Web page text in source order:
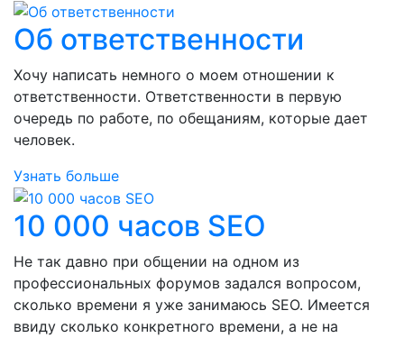
Об ответственности
Хочу написать немного о моем отношении к
ответственности. Ответственности в первую
очередь по работе, по обещаниям, которые дает
человек.
Узнать больше
10 000 часов SEO
Не так давно при общении на одном из
профессиональных форумов задался вопросом,
сколько времени я уже занимаюсь SEO. Имеется
ввиду сколько конкретного времени, а не на